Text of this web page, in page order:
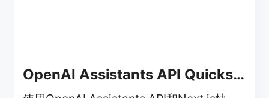
OpenAI Assistants API Quickstart